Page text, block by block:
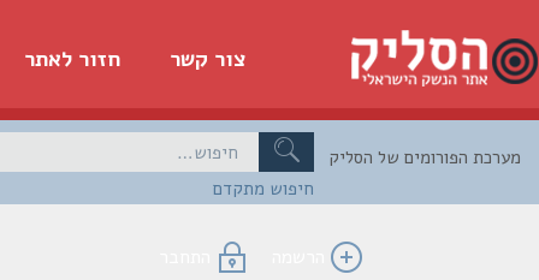
חזור לאתר צור קשר
חיפוש מתקדם
הפורומים של הסליק
הרשמה התחבר